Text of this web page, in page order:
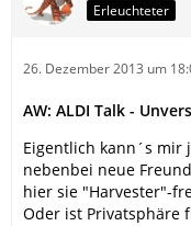
Erleuchteter
26. Dezember 2013 um
AW: ALDI Talk -
Eigentlich kann´s mir
nebenbei neue
hier sie "Harvester"-
Oder ist Privatsphäre